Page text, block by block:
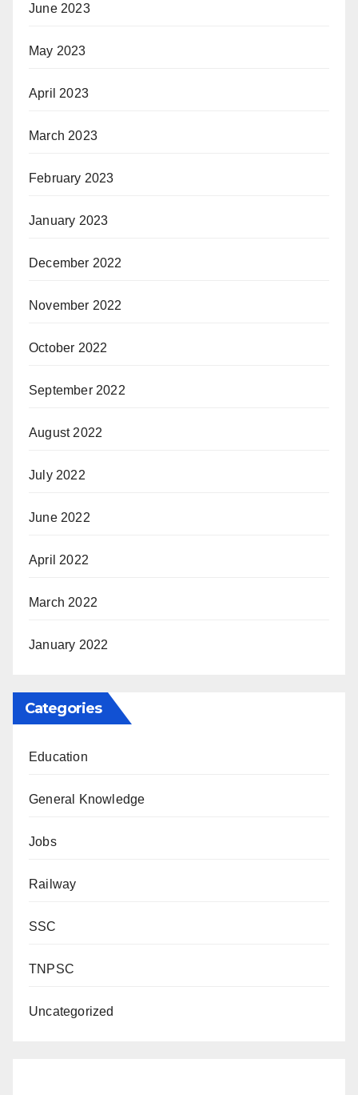
June 2023
May 2023
April 2023
March 2023
February 2023
January 2023
December 2022
November 2022
October 2022
September 2022
August 2022
July 2022
June 2022
April 2022
March 2022
January 2022
Categories
Education
General Knowledge
Jobs
Railway
SSC
TNPSC
Uncategorized